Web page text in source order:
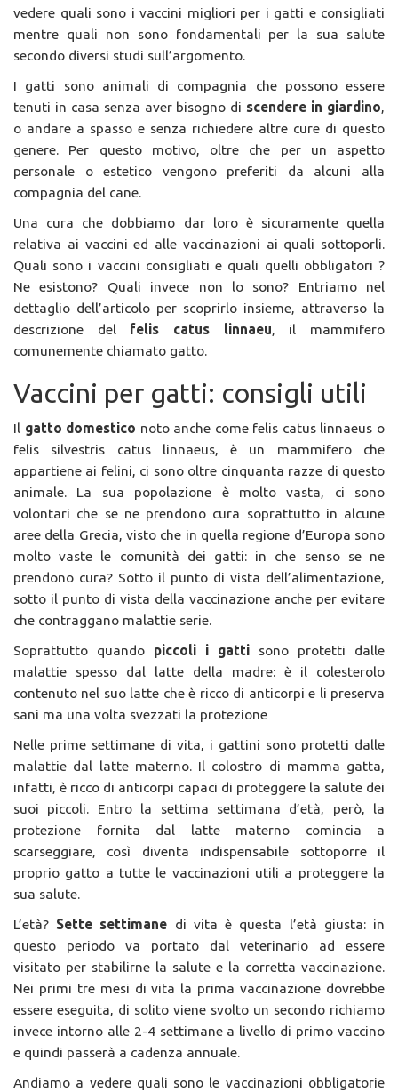
vedere quali sono i vaccini migliori per i gatti e consigliati
mentre quali non sono fondamentali per la sua salute
secondo diversi studi sull’argomento.
I gatti sono animali di compagnia che possono essere
tenuti in casa senza aver bisogno di scendere in giardino,
o andare a spasso e senza richiedere altre cure di questo
genere. Per questo motivo, oltre che per un aspetto
personale o estetico vengono preferiti da alcuni alla
compagnia del cane.
Una cura che dobbiamo dar loro è sicuramente quella
relativa ai vaccini ed alle vaccinazioni ai quali sottoporli.
Quali sono i vaccini consigliati e quali quelli obbligatori ?
Ne esistono? Quali invece non lo sono? Entriamo nel
dettaglio dell’articolo per scoprirlo insieme, attraverso la
descrizione del felis catus linnaeu, il mammifero
comunemente chiamato gatto.
Vaccini per gatti: consigli utili
Il gatto domestico noto anche come felis catus linnaeus o
felis silvestris catus linnaeus, è un mammifero che
appartiene ai felini, ci sono oltre cinquanta razze di questo
animale. La sua popolazione è molto vasta, ci sono
volontari che se ne prendono cura soprattutto in alcune
aree della Grecia, visto che in quella regione d’Europa sono
molto vaste le comunità dei gatti: in che senso se ne
prendono cura? Sotto il punto di vista dell’alimentazione,
sotto il punto di vista della vaccinazione anche per evitare
che contraggano malattie serie.
Soprattutto quando piccoli i gatti sono protetti dalle
malattie spesso dal latte della madre: è il colesterolo
contenuto nel suo latte che è ricco di anticorpi e li preserva
sani ma una volta svezzati la protezione
Nelle prime settimane di vita, i gattini sono protetti dalle
malattie dal latte materno. Il colostro di mamma gatta,
infatti, è ricco di anticorpi capaci di proteggere la salute dei
suoi piccoli. Entro la settima settimana d’età, però, la
protezione fornita dal latte materno comincia a
scarseggiare, così diventa indispensabile sottoporre il
proprio gatto a tutte le vaccinazioni utili a proteggere la
sua salute.
L’età? Sette settimane di vita è questa l’età giusta: in
questo periodo va portato dal veterinario ad essere
visitato per stabilirne la salute e la corretta vaccinazione.
Nei primi tre mesi di vita la prima vaccinazione dovrebbe
essere eseguita, di solito viene svolto un secondo richiamo
invece intorno alle 2-4 settimane a livello di primo vaccino
e quindi passerà a cadenza annuale.
Andiamo a vedere quali sono le vaccinazioni obbligatorie